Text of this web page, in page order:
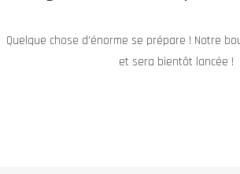
Quelque chose d’énorme se prépare ! Notre
et sera bientôt lancée !